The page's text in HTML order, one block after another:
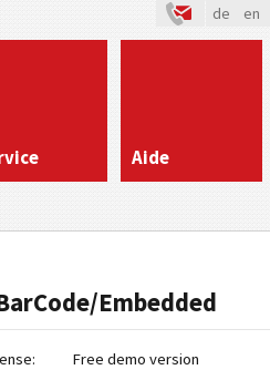
de en
Aide
Embedded
Free demo version